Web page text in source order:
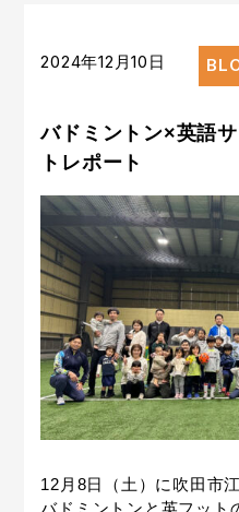
2024年12月10日
バドミントン×英語
トレポート
12月8日（土）に吹田市
バドミントンと英フット